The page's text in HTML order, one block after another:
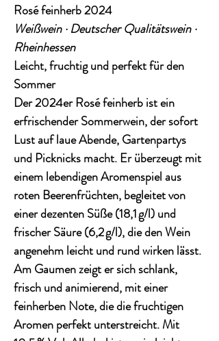
Rosé feinherb 2024
Weißwein · Deutscher Qualitätswein ·
Rheinhessen
Leicht, fruchtig und perfekt für den
Sommer
Der2024er Rosé feinherbist ein
erfrischender Sommerwein, der sofort
Lust auf laue Abende, Gartenpartys
und Picknicks macht. Er überzeugt mit
einem lebendigen Aromenspiel aus
roten Beerenfrüchten, begleitet von
einerdezenten Süße (18,1 g/l)und
frischer Säure (6,2 g/l), die den Wein
angenehm leicht und rund wirken lässt.
AmGaumenzeigt er sich schlank,
frisch und animierend, mit einer
feinherben Note, die die fruchtigen
Aromen perfekt unterstreicht. Mit